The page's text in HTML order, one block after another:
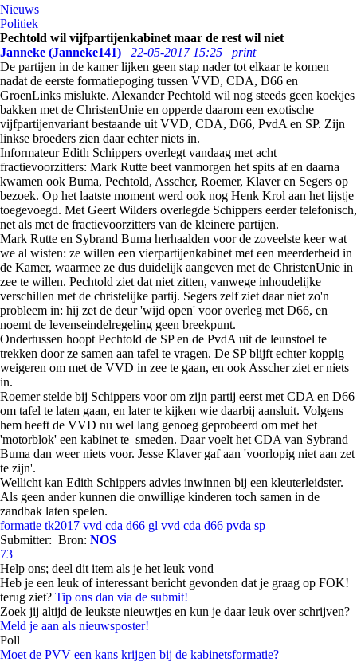
Nieuws
Politiek
Pechtold wil vijfpartijenkabinet maar de rest wil niet
Janneke (Janneke141)
22-05-2017 15:25
print
De partijen in de kamer lijken geen stap nader tot elkaar te komen
nadat de eerste formatiepoging tussen VVD, CDA, D66 en
GroenLinks mislukte. Alexander Pechtold wil nog steeds geen koekjes
bakken met de ChristenUnie en opperde daarom een exotische
vijfpartijenvariant bestaande uit VVD, CDA, D66, PvdA en SP. Zijn
linkse broeders zien daar echter niets in.
Informateur Edith Schippers overlegt vandaag met acht
fractievoorzitters: Mark Rutte beet vanmorgen het spits af en daarna
kwamen ook Buma, Pechtold, Asscher, Roemer, Klaver en Segers op
bezoek. Op het laatste moment werd ook nog Henk Krol aan het lijstje
toegevoegd. Met Geert Wilders overlegde Schippers eerder telefonisch,
net als met de fractievoorzitters van de kleinere partijen.
Mark Rutte en Sybrand Buma herhaalden voor de zoveelste keer wat
we al wisten: ze willen een vierpartijenkabinet met een meerderheid in
de Kamer, waarmee ze dus duidelijk aangeven met de ChristenUnie in
zee te willen. Pechtold ziet dat niet zitten, vanwege inhoudelijke
verschillen met de christelijke partij. Segers zelf ziet daar niet zo'n
probleem in: hij zet de deur 'wijd open' voor overleg met D66, en
noemt de levenseindelregeling geen breekpunt.
Ondertussen hoopt Pechtold de SP en de PvdA uit de leunstoel te
trekken door ze samen aan tafel te vragen. De SP blijft echter koppig
weigeren om met de VVD in zee te gaan, en ook Asscher ziet er niets
in.
Roemer stelde bij Schippers voor om zijn partij eerst met CDA en D66
om tafel te laten gaan, en later te kijken wie daarbij aansluit. Volgens
hem heeft de VVD nu wel lang genoeg geprobeerd om met het
'motorblok' een kabinet te smeden. Daar voelt het CDA van Sybrand
Buma dan weer niets voor. Jesse Klaver gaf aan 'voorlopig niet aan zet
te zijn'.
Wellicht kan Edith Schippers advies inwinnen bij een kleuterleidster.
Als geen ander kunnen die onwillige kinderen toch samen in de
zandbak laten spelen.
formatie tk2017 vvd cda d66 gl vvd cda d66 pvda sp
Submitter: Bron: NOS
73
Help ons; deel dit item als je het leuk vond
Heb je een leuk of interessant bericht gevonden dat je graag op FOK!
terug ziet? Tip ons dan via de submit!
Zoek jij altijd de leukste nieuwtjes en kun je daar leuk over schrijven?
Meld je aan als nieuwsposter!
Poll
Moet de PVV een kans krijgen bij de kabinetsformatie?